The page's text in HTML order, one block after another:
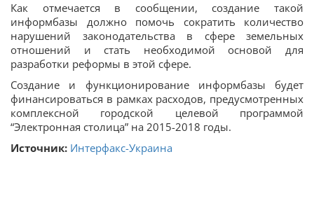
Как отмечается в сообщении, создание такой
информбазы должно помочь сократить количество
нарушений законодательства в сфере земельных
отношений и стать необходимой основой для
разработки реформы в этой сфере.
Создание и функционирование информбазы будет
финансироваться в рамках расходов, предусмотренных
комплексной городской целевой программой
“Электронная столица” на 2015-2018 годы.
Источник: Интерфакс-Украина